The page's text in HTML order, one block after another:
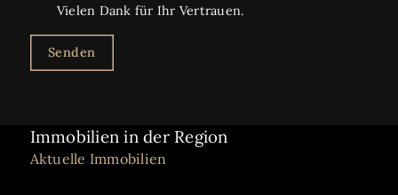
Vielen Dank für Ihr Vertrauen.
Senden
Immobilien in der Region
Aktuelle Immobilien